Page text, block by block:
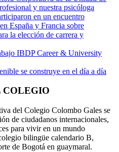
y nuestra psicóloga
en un encuentro
España y Francia sobre
la elección de carrera y
IBDP Career & University
se construye en el día a día
COLEGIO
del Colegio Colombo Gales se
de ciudadanos internacionales,
para vivir en un mundo
bilingüe calendario B,
de Bogotá en guaymaral.